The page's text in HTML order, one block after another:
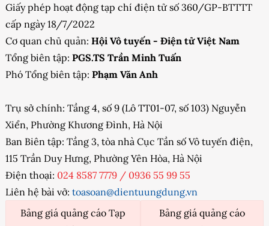
Giấy phép hoạt động tạp chí điện tử số 360/GP-BTTTT
cấp ngày 18/7/2022
Cơ quan chủ quản: Hội Vô tuyến - Điện tử Việt Nam
Tổng biên tập: PGS.TS Trần Minh Tuấn
Phó Tổng biên tập: Phạm Văn Anh
Trụ sở chính: Tầng 4, số 9 (Lô TT01-07, số 103) Nguyễn
Xiển, Phường Khương Đình, Hà Nội
Ban Biên tập: Tầng 3, tòa nhà Cục Tần số Vô tuyến điện,
115 Trần Duy Hưng, Phường Yên Hòa, Hà Nội
Điện thoại: 024 8587 7779 / 0936 55 99 55
Liên hệ bài vở: toasoan@dientuungdung.vn
Bảng giá quảng cáo Tạp
Bảng giá quảng cáo